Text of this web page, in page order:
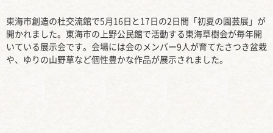
東海市創造の杜交流館で5月16日と17日の2日間「初夏の園芸展」が
開かれました。東海市の上野公民館で活動する東海草樹会が毎年開
いている展示会です。会場には会のメンバー9人が育てたさつき盆栽
や、ゆりの山野草など個性豊かな作品が展示されました。